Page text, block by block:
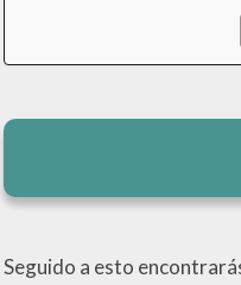
Seguido a esto